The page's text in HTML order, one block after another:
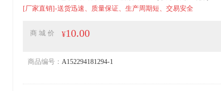
[厂家直销]-送货迅速、质量保证、生产周期短、交易安全
商 城 价 ¥10.00
商品编号： A152294181294-1